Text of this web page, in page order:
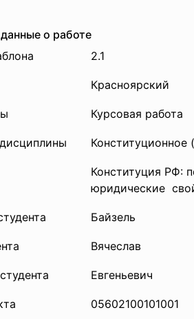
о работе
2.1
Красноярский
Курсовая работа
Конституционное
Конституция РФ:
юридические
Байзель
Вячеслав
Евгеньевич
05602100101001